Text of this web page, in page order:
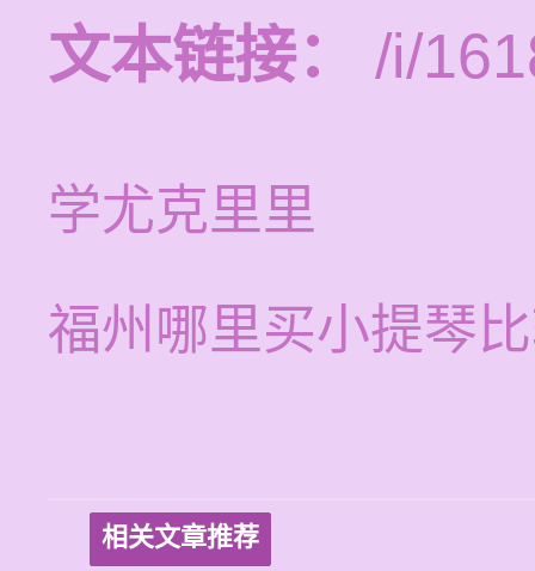
文本链接：
/i/
学尤克里里
福州哪里买小提琴
相关文章推荐